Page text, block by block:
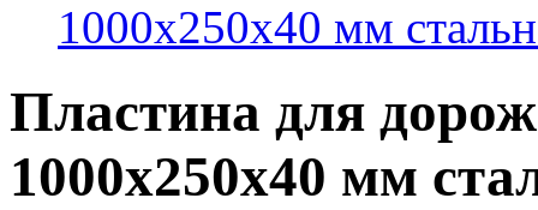
1000х250х40 мм
Пластина для
1000х250х40 мм